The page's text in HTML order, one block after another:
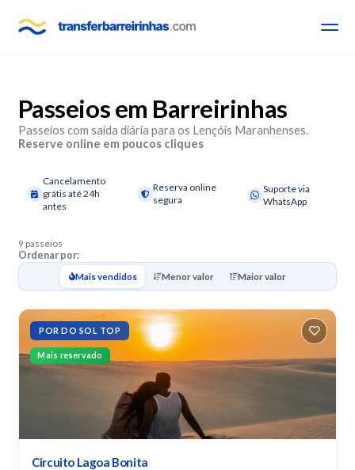
Passeios em Barreirinhas
Passeios com saída diária para os Lençóis Maranhenses.
Reserve online em poucos cliques
Cancelamento
grátis até 24h
antes
Reserva online
segura
Suporte via
WhatsApp
Ordenar por:
Mais vendidos Menor valor Maior valor
9 passeios
POR DO SOL TOP
Mais reservado
Circuito Lagoa Bonita